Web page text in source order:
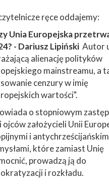
ręce oddajemy:
Unia Europejska
- Dariusz Lipiński Autor
alienację polityków
mainstreamu, a
cenzury w imię
wartości".
o stopniowym
ojców założycieli Unii
i
które zamiast Unię
prowadzą ją do
i rozkładu.